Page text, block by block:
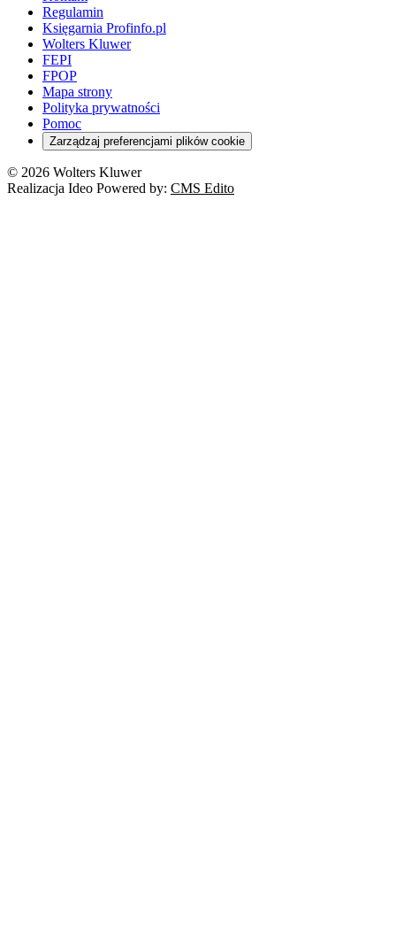
Regulamin
Księgarnia Profinfo.pl
Wolters Kluwer
FEPI
FPOP
Mapa strony
Polityka prywatności
Pomoc
Zarządzaj preferencjami plików cookie
© 2026 Wolters Kluwer
Realizacja Ideo Powered by: CMS Edito